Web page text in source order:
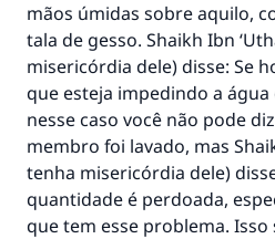
mãos úmidas sobre aquilo,
tala de gesso. Shaikh Ibn
misericórdia dele) disse: Se
que esteja impedindo a
nesse caso você não pode
membro foi lavado, mas
tenha misericórdia dele)
quantidade é perdoada,
que tem esse problema. Isso
A resposta n°
Ajude-nos a